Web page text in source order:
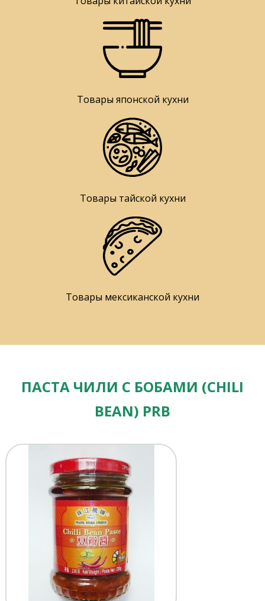
Товары японской кухни
Товары тайской кухни
Товары мексиканской кухни
ПАСТА ЧИЛИ С БОБАМИ (CHILI
BEAN) PRB